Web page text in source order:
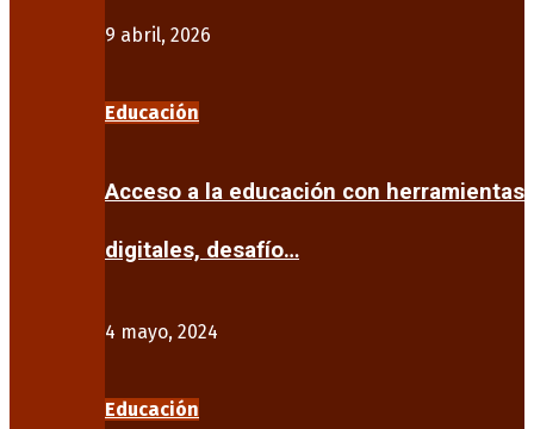
9 abril, 2026
Educación
Acceso a la educación con herramientas
digitales, desafío…
4 mayo, 2024
Educación